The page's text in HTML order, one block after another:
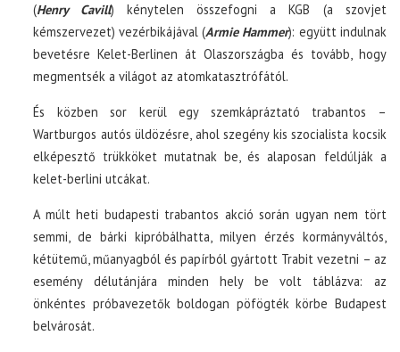
(Henry Cavill) kénytelen összefogni a KGB (a szovjet
kémszervezet) vezérbikájával (Armie Hammer): együtt indulnak
bevetésre Kelet-Berlinen át Olaszországba és tovább, hogy
megmentsék a világot az atomkatasztrófától.
És közben sor kerül egy szemkápráztató trabantos –
Wartburgos autós üldözésre, ahol szegény kis szocialista kocsik
elképesztő trükköket mutatnak be, és alaposan feldúlják a
kelet-berlini utcákat.
A múlt heti budapesti trabantos akció során ugyan nem tört
semmi, de bárki kipróbálhatta, milyen érzés kormányváltós,
kétütemű, műanyagból és papírból gyártott Trabit vezetni – az
esemény délutánjára minden hely be volt táblázva: az
önkéntes próbavezetők boldogan pöfögték körbe Budapest
belvárosát.